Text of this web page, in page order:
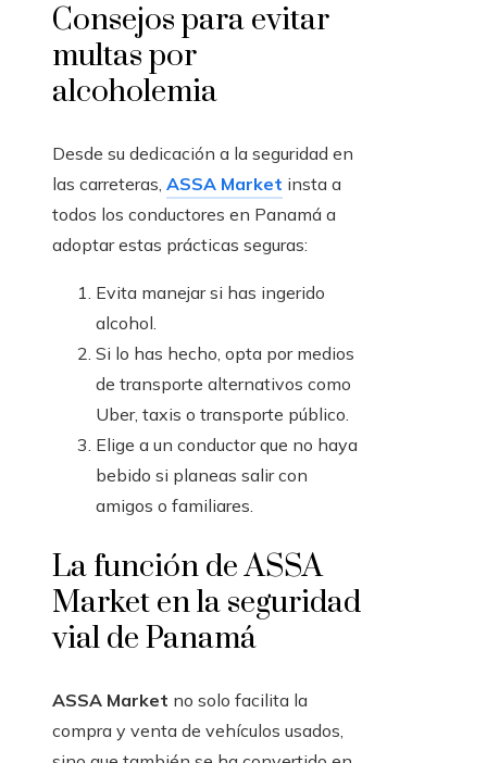
Consejos para evitar
multas por
alcoholemia
Desde su dedicación a la seguridad en
las carreteras, ASSA Market insta a
todos los conductores en Panamá a
adoptar estas prácticas seguras:
Evita manejar si has ingerido
alcohol.
Si lo has hecho, opta por medios
de transporte alternativos como
Uber, taxis o transporte público.
Elige a un conductor que no haya
bebido si planeas salir con
amigos o familiares.
La función de ASSA
Market en la seguridad
vial de Panamá
ASSA Market no solo facilita la
compra y venta de vehículos usados,